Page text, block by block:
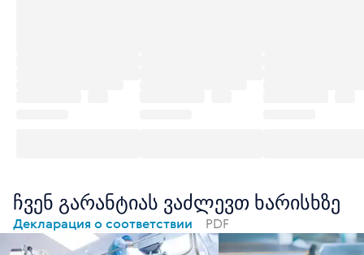
ჩვენ გარანტიას ვაძლევთ ხარისხზე
Декларация о соответствии PDF